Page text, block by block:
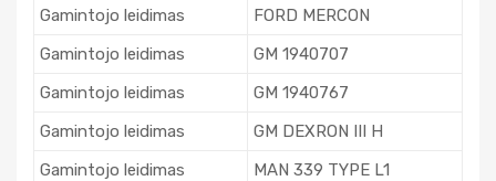
Gamintojo leidimas
FORD MERCON
Gamintojo leidimas
GM 1940707
Gamintojo leidimas
GM 1940767
Gamintojo leidimas
GM DEXRON III H
Gamintojo leidimas
MAN 339 TYPE L1